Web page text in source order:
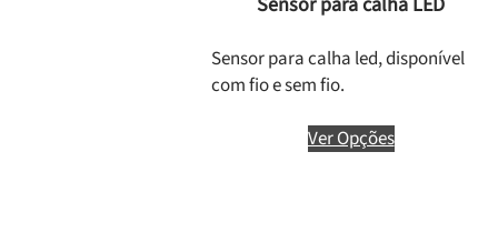
Sensor para calha led, disponível
com fio e sem fio.
Ver Opções